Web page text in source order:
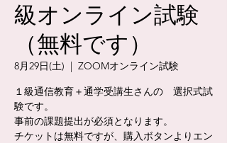
級オンライン試験
（無料です）
8月29日(土)
  |
ZOOMオンライン試験
１級通信教育＋通学受講生さんの 選択式試
験です。
事前の課題提出が必須となります。
チケットは無料ですが、購入ボタンよりエン